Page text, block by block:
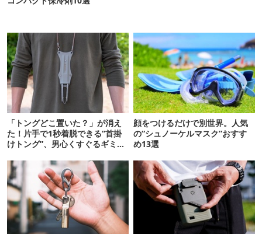
「トングどこ置いた？」が消え
た！片手で1秒着脱できる“首掛
けトング”、男心くすぐるギミッ
顔をつけるだけで別世界。人気
の“シュノーケルマスク”おすす
め13選